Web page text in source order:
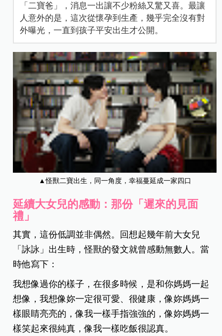
「二寶爸」，消息一出讓不少粉絲又驚又喜。最讓
人意外的是，這次從懷孕到生產，幾乎完全沒有對
外曝光，一直到孩子平安出生才公開。
▲怪獸二寶出生，同一角度，幸福蔓延成一家四口
延續大女兒的感動：那份「遲來的見面
禮」
其實，這份低調並非偶然。回想起幾年前大女兒
「詠詠」出生時，怪獸的發文就曾感動無數人。當
時他寫下：
我想像過你的樣子，在很多時候，是和你媽媽一起
想像，我想像妳一定很可愛、很健康，像妳媽媽一
樣眼睛亮亮的，像我一樣手指強強的，像妳媽媽一
樣笑起來很純真，像我一樣吃飯很認真。